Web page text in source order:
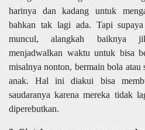
harinya dan kadang untuk
bahkan tak lagi ada. Tapi
muncul, alangkah baiknya
menjadwalkan waktu untuk bisa
misalnya nonton, bermain bola atau
anak. Hal ini diakui bisa
saudaranya karena mereka tidak
diperebutkan.